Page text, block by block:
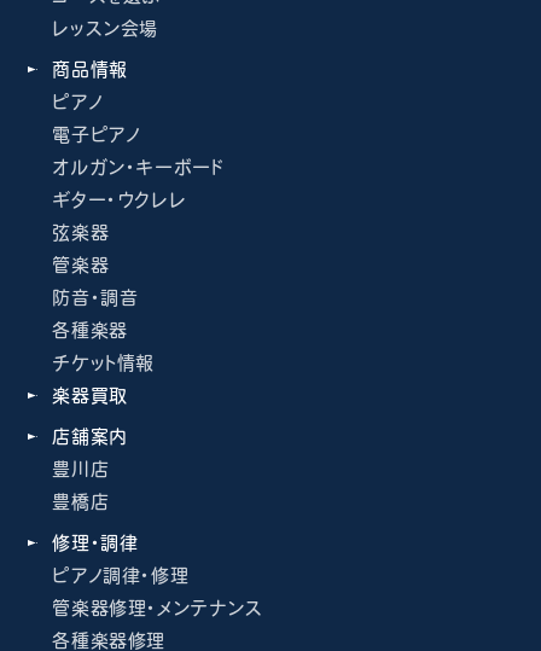
レッスン会場
商品情報
ピアノ
電子ピアノ
オルガン・キーボード
ギター・ウクレレ
弦楽器
管楽器
防音・調音
各種楽器
チケット情報
楽器買取
店舗案内
豊川店
豊橋店
修理・調律
ピアノ調律・修理
管楽器修理・メンテナンス
各種楽器修理